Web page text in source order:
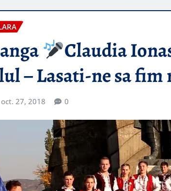
Claudia
– Lasati-ne sa
oct. 27, 2018 0